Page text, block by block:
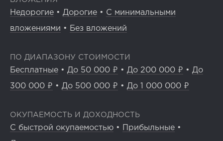
Недорогие • Дорогие • С минимальными
вложениями • Без вложений
ПО ДИАПАЗОНУ СТОИМОСТИ
Бесплатные • До 50 000 ₽ • До 200 000 ₽ • До
300 000 ₽ • До 500 000 ₽ • До 1 000 000 ₽
ОКУПАЕМОСТЬ И ДОХОДНОСТЬ
С быстрой окупаемостью • Прибыльные •